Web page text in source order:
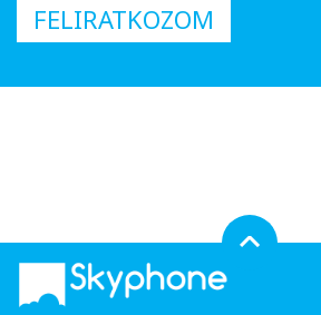
FELIRATKOZOM